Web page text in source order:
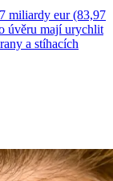
miliardy eur (83,97
úvěru mají urychlit
a stíhacích